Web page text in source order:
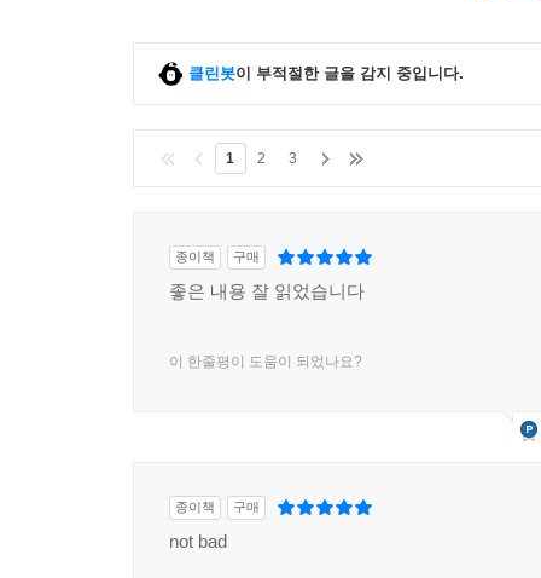
클린봇이 부적절한 글을 감지 중입니다.
1 2 3
종이책 구매
좋은 내용 잘 읽었습니다
이 한줄평이 도움이 되었나요?
종이책 구매
not bad